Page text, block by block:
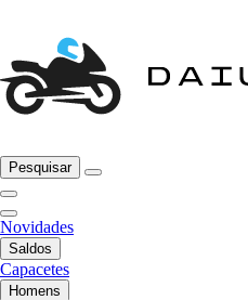
Pesquisar
Novidades
Saldos
Capacetes
Homens